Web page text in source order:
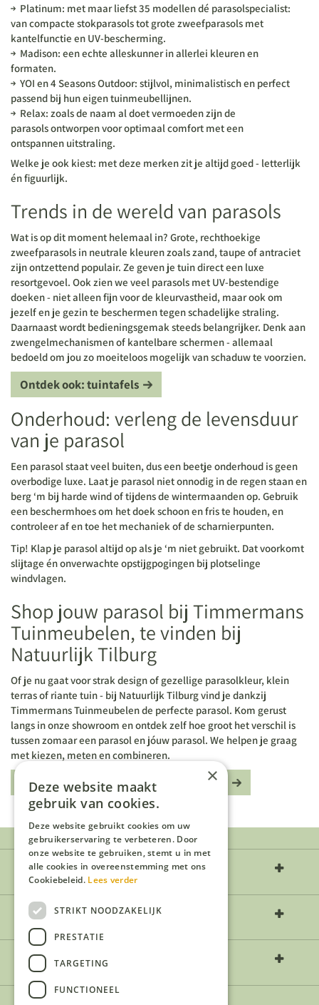
Platinum: met maar liefst 35 modellen dé parasolspecialist:
van compacte stokparasols tot grote zweefparasols met
kantelfunctie en UV-bescherming.
Madison: een echte alleskunner in allerlei kleuren en
formaten.
YOI en 4 Seasons Outdoor: stijlvol, minimalistisch en perfect
passend bij hun eigen tuinmeubellijnen.
Relax: zoals de naam al doet vermoeden zijn de
parasols ontworpen voor optimaal comfort met een
ontspannen uitstraling.
Welke je ook kiest: met deze merken zit je altijd goed - letterlijk
én figuurlijk.
Trends in de wereld van parasols
Wat is op dit moment helemaal in? Grote, rechthoekige
zweefparasols in neutrale kleuren zoals zand, taupe of antraciet
zijn ontzettend populair. Ze geven je tuin direct een luxe
resortgevoel. Ook zien we veel parasols met UV-bestendige
doeken - niet alleen fijn voor de kleurvastheid, maar ook om
jezelf en je gezin te beschermen tegen schadelijke straling.
Daarnaast wordt bedieningsgemak steeds belangrijker. Denk aan
zwengelmechanismen of kantelbare schermen - allemaal
bedoeld om jou zo moeiteloos mogelijk van schaduw te voorzien.
Ontdek ook: tuintafels
Onderhoud: verleng de levensduur
van je parasol
Een parasol staat veel buiten, dus een beetje onderhoud is geen
overbodige luxe. Laat je parasol niet onnodig in de regen staan en
berg ‘m bij harde wind of tijdens de wintermaanden op. Gebruik
een beschermhoes om het doek schoon en fris te houden, en
controleer af en toe het mechaniek of de scharnierpunten.
Tip! Klap je parasol altijd op als je ‘m niet gebruikt. Dat voorkomt
slijtage én onverwachte opstijgpogingen bij plotselinge
windvlagen.
Shop jouw parasol bij Timmermans
Tuinmeubelen, te vinden bij
Natuurlijk Tilburg
Of je nu gaat voor strak design of gezellige parasolkleur, klein
terras of riante tuin - bij Natuurlijk Tilburg vind je dankzij
Timmermans Tuinmeubelen de perfecte parasol. Kom gerust
langs in onze showroom en ontdek zelf hoe groot het verschil is
tussen zomaar een parasol en jóuw parasol. We helpen je graag
met kiezen, meten en combineren.
Meer over Timmermans Tuinmeubelen
Over ons
Openingstijden
Contact
×
Deze website maakt
gebruik van cookies.
Deze website gebruikt cookies om uw
gebruikerservaring te verbeteren. Door
onze website te gebruiken, stemt u in met
alle cookies in overeenstemming met ons
Cookiebeleid. Lees verder
STRIKT NOODZAKELIJK
PRESTATIE
TARGETING
FUNCTIONEEL